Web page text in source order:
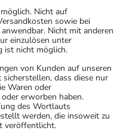
Nicht auf
sowie bei
Nicht mit anderen
einzulösen unter
ist nicht möglich.
von Kunden auf unseren
dass diese nur
Waren oder
erworben haben.
des Wortlauts
werden, die insoweit zu
veröffentlicht.